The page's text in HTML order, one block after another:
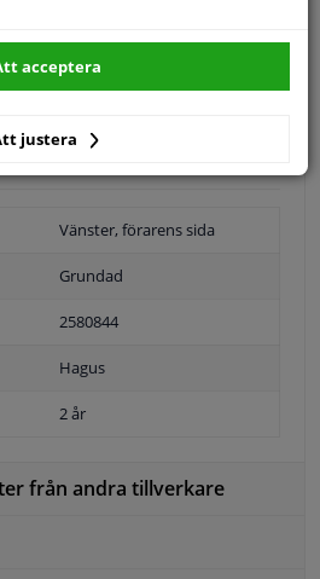
Vänster, förarens sida
Grundad
2580844
Hagus
2 år
från andra tillverkare
justera
acceptera